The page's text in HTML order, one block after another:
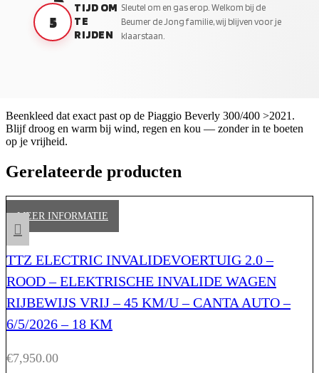
5
TIJD OM
TE
RIJDEN
Sleutel om en gas erop. Welkom bij de
Beumer de Jong familie, wij blijven voor je
klaarstaan.
Beenkleed dat exact past op de Piaggio Beverly 300/400 >2021.
Blijf droog en warm bij wind, regen en kou — zonder in te boeten
op je vrijheid.
Gerelateerde producten
MEER INFORMATIE
TTZ ELECTRIC INVALIDEVOERTUIG 2.0 –
ROOD – ELEKTRISCHE INVALIDE WAGEN
RIJBEWIJS VRIJ – 45 KM/U – CANTA AUTO –
6/5/2026 – 18 KM
€7,950.00